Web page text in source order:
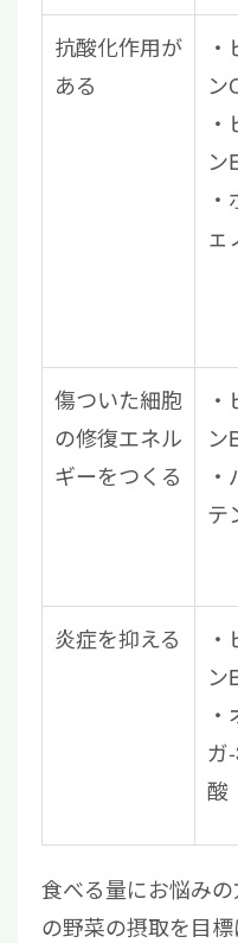
抗酸化作用が
ある
ン
ン
ェ
傷ついた細胞
の修復エネル
ギーをつくる
ン
テ
炎症を抑える
ン
ガ
酸
食べる量にお悩み
の野菜の摂取を目